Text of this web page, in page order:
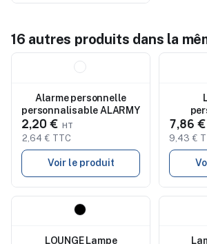
16 autres produits dans la
Alarme personnelle
personnalisable ALARMY
2,20 €
2,64 € TTC
Voir le produit
7,86 €
9,43 €
LOUNGE Lampe